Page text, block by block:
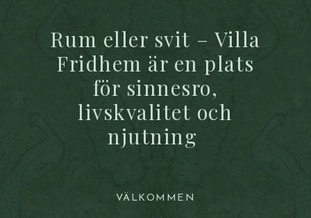
Rum eller svit – Villa
Fridhem är en plats
för sinnesro,
livskvalitet och
njutning
VÄLKOMMEN